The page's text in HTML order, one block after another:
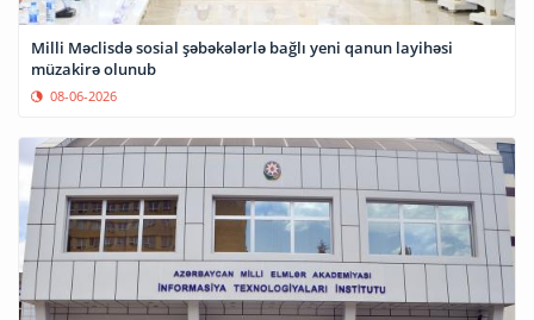
Milli Məclisdə sosial şəbəkələrlə bağlı yeni qanun layihəsi
müzakirə olunub
08-06-2026